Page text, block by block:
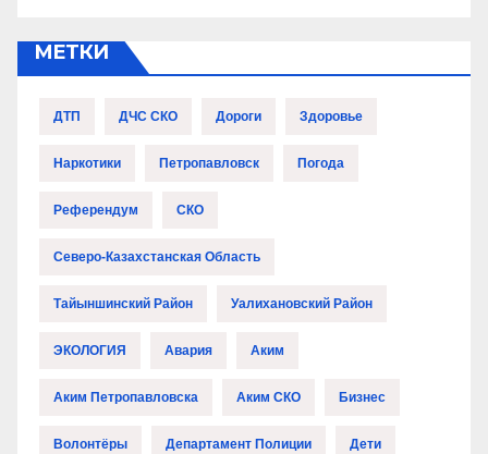
МЕТКИ
ДТП ДЧС СКО Дороги Здоровье
Наркотики Петропавловск Погода
Референдум СКО
Северо-Казахстанская Область
Тайыншинский Район Уалихановский Район
ЭКОЛОГИЯ Авария Аким
Аким Петропавловска Аким СКО Бизнес
Волонтёры Департамент Полиции Дети